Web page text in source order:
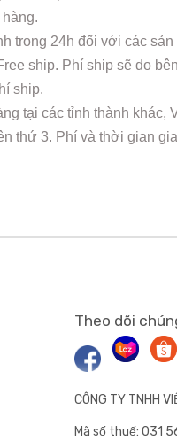
trong 24h đối với các
ship. Phí ship sẽ do
ship.
tại các tỉnh thành khác,
thứ 3. Phí và thời gian
Theo dõi
CÔNG TY TNHH
Mã số thuế: 031